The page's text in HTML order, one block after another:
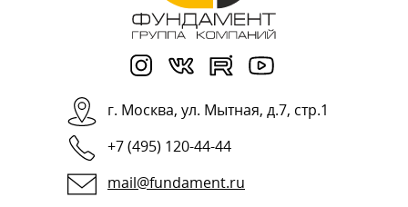
г. Москва, ул. Мытная, д.7, стр.1
+7 (495) 120-44-44
mail@fundament.ru